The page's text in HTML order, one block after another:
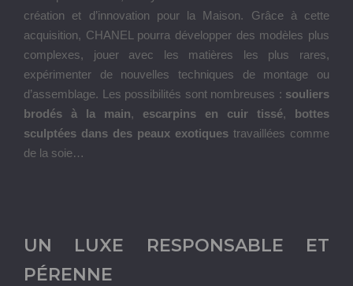
création et d’innovation pour la Maison. Grâce à cette
acquisition, CHANEL pourra développer des modèles plus
complexes, jouer avec les matières les plus rares,
expérimenter de nouvelles techniques de montage ou
d’assemblage. Les possibilités sont nombreuses : souliers
brodés à la main, escarpins en cuir tissé, bottes
sculptées dans des peaux exotiques travaillées comme
de la soie…
UN LUXE RESPONSABLE ET
PÉRENNE